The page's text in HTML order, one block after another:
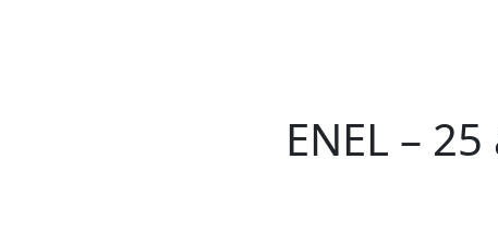
ENEL –